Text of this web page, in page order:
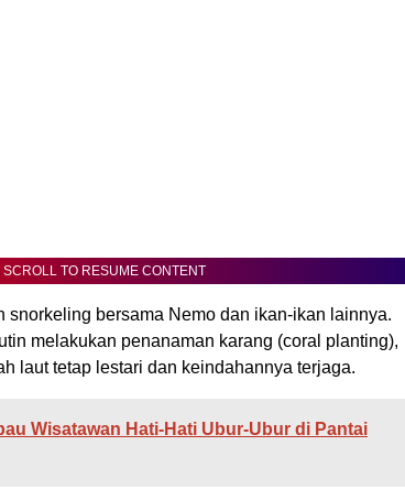
SCROLL TO RESUME CONTENT
snorkeling bersama Nemo dan ikan-ikan lainnya.
melakukan penanaman karang (coral planting),
laut tetap lestari dan keindahannya terjaga.
Wisatawan Hati-Hati Ubur-Ubur di Pantai